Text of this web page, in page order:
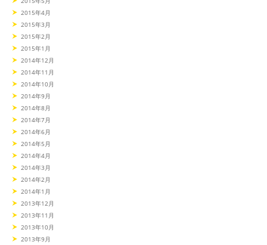
2015年4月
2015年3月
2015年2月
2015年1月
2014年12月
2014年11月
2014年10月
2014年9月
2014年8月
2014年7月
2014年6月
2014年5月
2014年4月
2014年3月
2014年2月
2014年1月
2013年12月
2013年11月
2013年10月
2013年9月